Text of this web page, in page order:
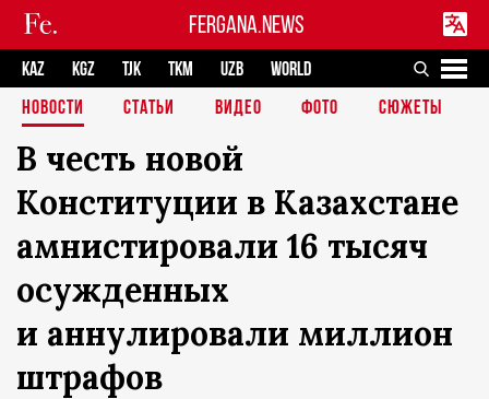
FERGANA.NEWS
KAZ KGZ TJK TKM UZB
WORLD
НОВОСТИ
СТАТЬИ ВИДЕО ФОТО СЮЖЕТЫ
В честь новой
Конституции в Казахстане
амнистировали 16 тысяч
осужденных
и аннулировали миллион
штрафов